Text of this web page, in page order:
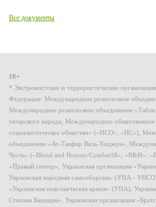
Все документы
18+
* Экстремистские и террористические
Федерации: Международное религиозное
Международное религиозное объединение
татарского народа, Международное
социалистическое общество» («НСО», «НС»),
объединение «Ат-Такфир Валь-Хиджра»,
Честь» («Blood and Honour/Combat18», «B&H»,
«Правый сектор», Украинская организация
Украинская народная самооборона» (УНА -
«Украинская повстанческая армия» (УПА),
Степана Бандеры», Украинская организация